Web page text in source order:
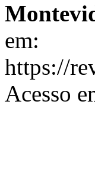
em:
https://
Acesso